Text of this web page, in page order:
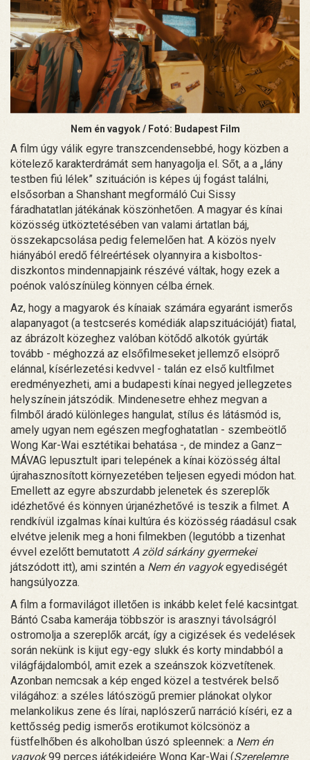
Nem én vagyok / Fotó: Budapest Film
A film úgy válik egyre transzcendensebbé, hogy közben a
kötelező karakterdrámát sem hanyagolja el. Sőt, a a „lány
testben fiú lélek” szituáción is képes új fogást találni,
elsősorban a Shanshant megformáló Cui Sissy
fáradhatatlan játékának köszönhetően. A magyar és kínai
közösség ütköztetésében van valami ártatlan báj,
összekapcsolása pedig felemelően hat. A közös nyelv
hiányából eredő félreértések olyannyira a kisboltos-
diszkontos mindennapjaink részévé váltak, hogy ezek a
poénok valószínüleg könnyen célba érnek.
Az, hogy a magyarok és kínaiak számára egyaránt ismerős
alapanyagot (a testcserés komédiák alapszituációját) fiatal,
az ábrázolt közeghez valóban kötődő alkotók gyúrták
tovább - méghozzá az elsőfilmeseket jellemző elsöprő
elánnal, kísérlezetési kedvvel - talán ez első kultfilmet
eredményezheti, ami a budapesti kínai negyed jellegzetes
helyszínein játszódik. Mindenesetre ehhez megvan a
filmből áradó különleges hangulat, stílus és látásmód is,
amely ugyan nem egészen megfoghatatlan - szembeötlő
Wong Kar-Wai esztétikai behatása -, de mindez a Ganz–
MÁVAG lepusztult ipari telepének a kínai közösség által
újrahasznosított környezetében teljesen egyedi módon hat.
Emellett az egyre abszurdabb jelenetek és szereplők
idézhetővé és könnyen úrjanézhetővé is teszik a filmet. A
rendkívül izgalmas kínai kultúra és közösség ráadásul csak
elvétve jelenik meg a honi filmekben (legutóbb a tizenhat
évvel ezelőtt bemutatott A zöld sárkány gyermekei
játszódott itt), ami szintén a Nem én vagyokegyediségét
hangsúlyozza.
A film a formavilágot illetően is inkább kelet felé kacsintgat.
Bántó Csaba kamerája többször is arasznyi távolságról
ostromolja a szereplők arcát, így a cigizések és vedelések
során nekünk is kijut egy-egy slukk és korty mindabból a
világfájdalomból, amit ezek a szeánszok közvetítenek.
Azonban nemcsak a kép enged közel a testvérek belső
világához: a széles látószögű premier plánokat olykor
melankolikus zene és lírai, naplószerű narráció kíséri, ez a
kettősség pedig ismerős erotikumot kölcsönöz a
füstfelhőben és alkoholban úszó spleennek: a Nem én
vagyok99 perces játékidejére Wong Kar-Wai (Szerelemre